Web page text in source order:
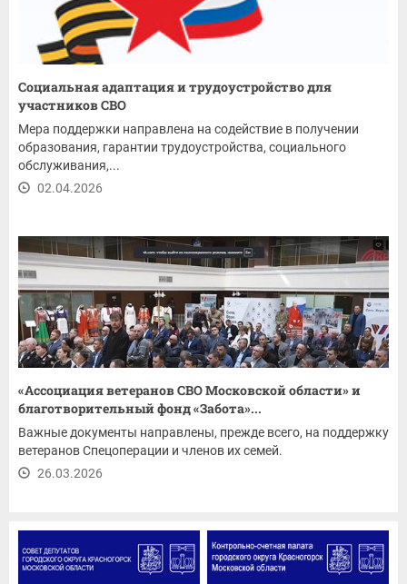
Социальная адаптация и трудоустройство для
участников СВО
Мера поддержки направлена на содействие в получении
образования, гарантии трудоустройства, социального
обслуживания,...
02.04.2026
«Ассоциация ветеранов СВО Московской области» и
благотворительный фонд «Забота»...
Важные документы направлены, прежде всего, на поддержку
ветеранов Спецоперации и членов их семей.
26.03.2026